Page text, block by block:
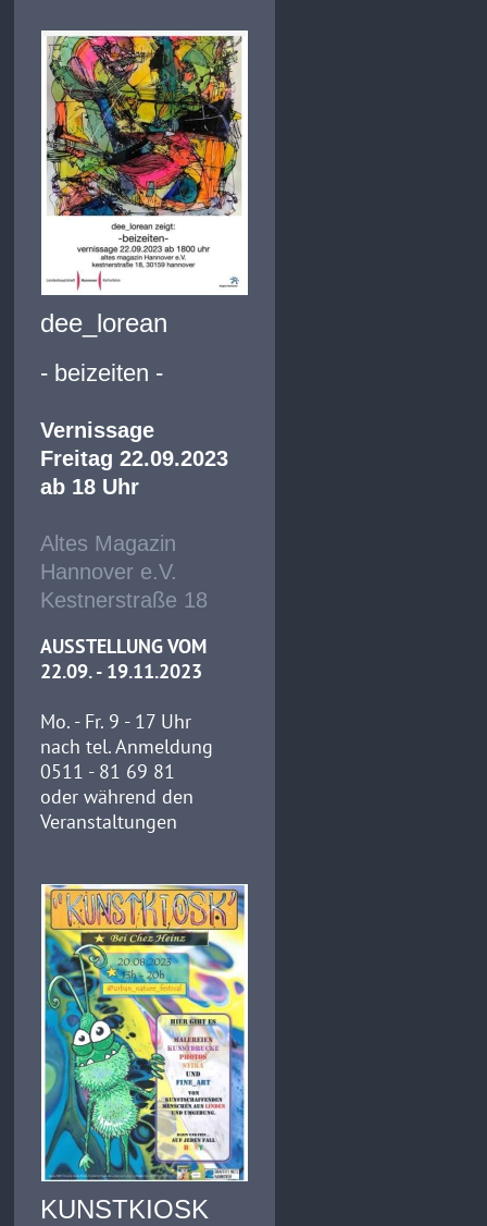
dee_lorean
- beizeiten -
Vernissage
Freitag 22.09.2023
ab 18 Uhr
Altes Magazin
Hannover e.V.
Kestnerstraße 18
AUSSTELLUNG VOM
22.09. - 19.11.2023
Mo. - Fr. 9 - 17 Uhr
nach tel. Anmeldung
0511 - 81 69 81
oder während den
Veranstaltungen
KUNSTKIOSK